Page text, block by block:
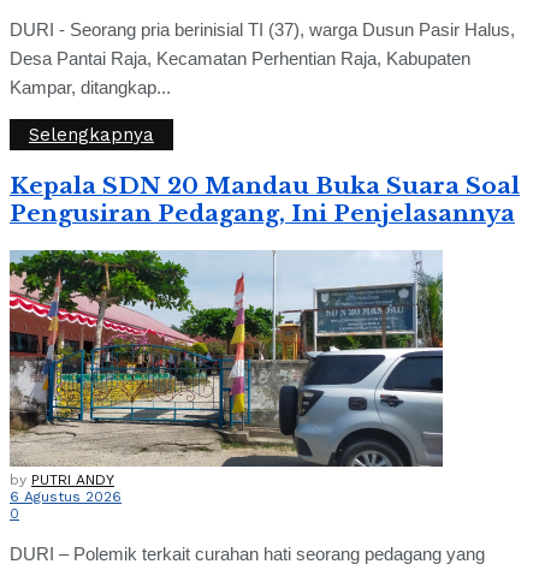
DURI - Seorang pria berinisial TI (37), warga Dusun Pasir Halus,
Desa Pantai Raja, Kecamatan Perhentian Raja, Kabupaten
Kampar, ditangkap...
Selengkapnya
Kepala SDN 20 Mandau Buka Suara Soal
Pengusiran Pedagang, Ini Penjelasannya
by PUTRI ANDY
6 Agustus 2026
0
DURI – Polemik terkait curahan hati seorang pedagang yang